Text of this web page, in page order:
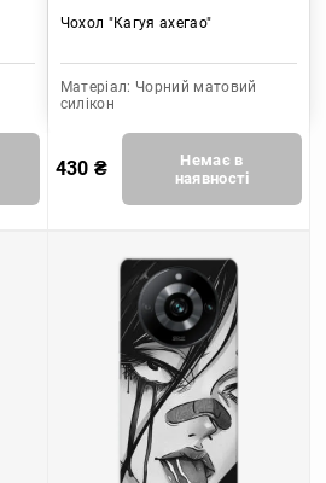
Чохол "Кагуя ахегао"
Матеріал: Чорний матовий
силікон
430 ₴
Немає в
наявності